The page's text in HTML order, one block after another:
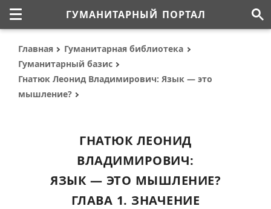
ГУМАНИТАРНЫЙ ПОРТАЛ
Главная
Гуманитарная библиотека
Гуманитарный базис
Гнатюк Леонид Владимирович: Язык — это
мышление?
ГНАТЮК ЛЕОНИД
ВЛАДИМИРОВИЧ:
ЯЗЫК — ЭТО МЫШЛЕНИЕ?
ГЛАВА 1. ЗНАЧЕНИЕ